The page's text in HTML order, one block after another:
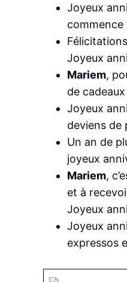
Joyeux
commence
Félicitations
Joyeux
Mariem,
de
Joyeux
deviens de
Un an de
joyeux
Mariem,
et à
Joyeux
Joyeux
expressos